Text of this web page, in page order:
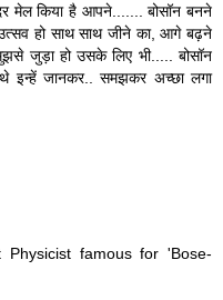
मेल किया है आपने....... बोसॉन बनने
हो साथ साथ जीने का, आगे बढ़ने
जुड़ा हो उसके लिए भी..... बोसॉन
इन्हें जानकर.. समझकर अच्छा लगा
famous for 'Bose-